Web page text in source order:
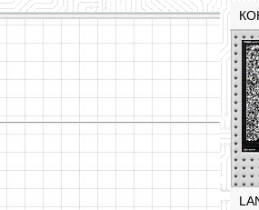
science educational resource